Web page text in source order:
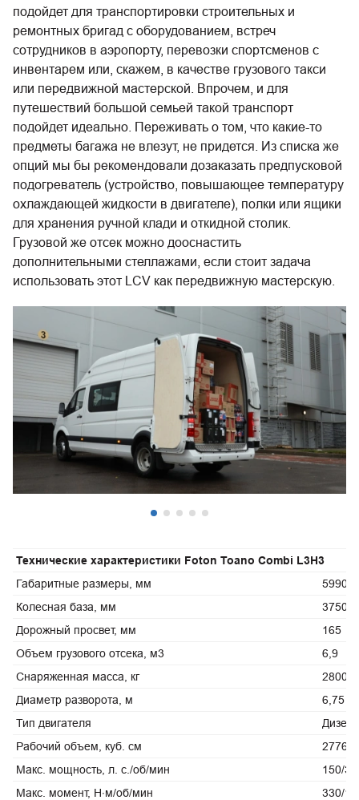
подойдет для транспортировки строительных и
ремонтных бригад с оборудованием, встреч
сотрудников в аэропорту, перевозки спортсменов с
инвентарем или, скажем, в качестве грузового такси
или передвижной мастерской. Впрочем, и для
путешествий большой семьей такой транспорт
подойдет идеально. Переживать о том, что какие-то
предметы багажа не влезут, не придется. Из списка же
опций мы бы рекомендовали дозаказать предпусковой
подогреватель (устройство, повышающее температуру
охлаждающей жидкости в двигателе), полки или ящики
для хранения ручной клади и откидной столик.
Грузовой же отсек можно дооснастить
дополнительными стеллажами, если стоит задача
использовать этот LCV как передвижную мастерскую.
Технические характеристики Foton Toano Сombi L3H3
Габаритные размеры, мм
Колесная база, мм
3750
Дорожный просвет, мм
165
Объем грузового отсека, м3
6,9
Снаряженная масса, кг
2800
Диаметр разворота, м
6,75
Тип двигателя
Рабочий объем, куб. см
2776
Макс. мощность, л. с./об/мин
150/
Макс. момент, Н‧м/об/мин
330/